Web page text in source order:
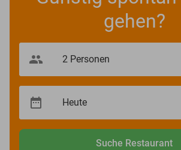
gehen?
Suche Restaurant